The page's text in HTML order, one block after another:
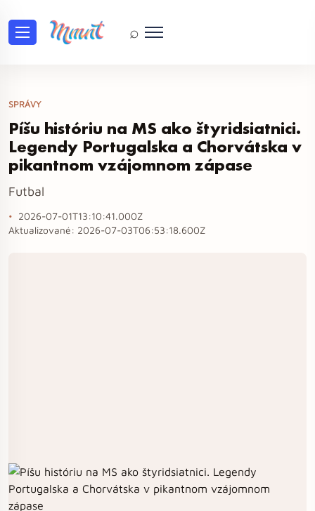
⌕
SPRÁVY
Píšu históriu na MS ako štyridsiatnici.
Legendy Portugalska a Chorvátska v
pikantnom vzájomnom zápase
Futbal
2026-07-01T13:10:41.000Z
Aktualizované: 2026-07-03T06:53:18.600Z